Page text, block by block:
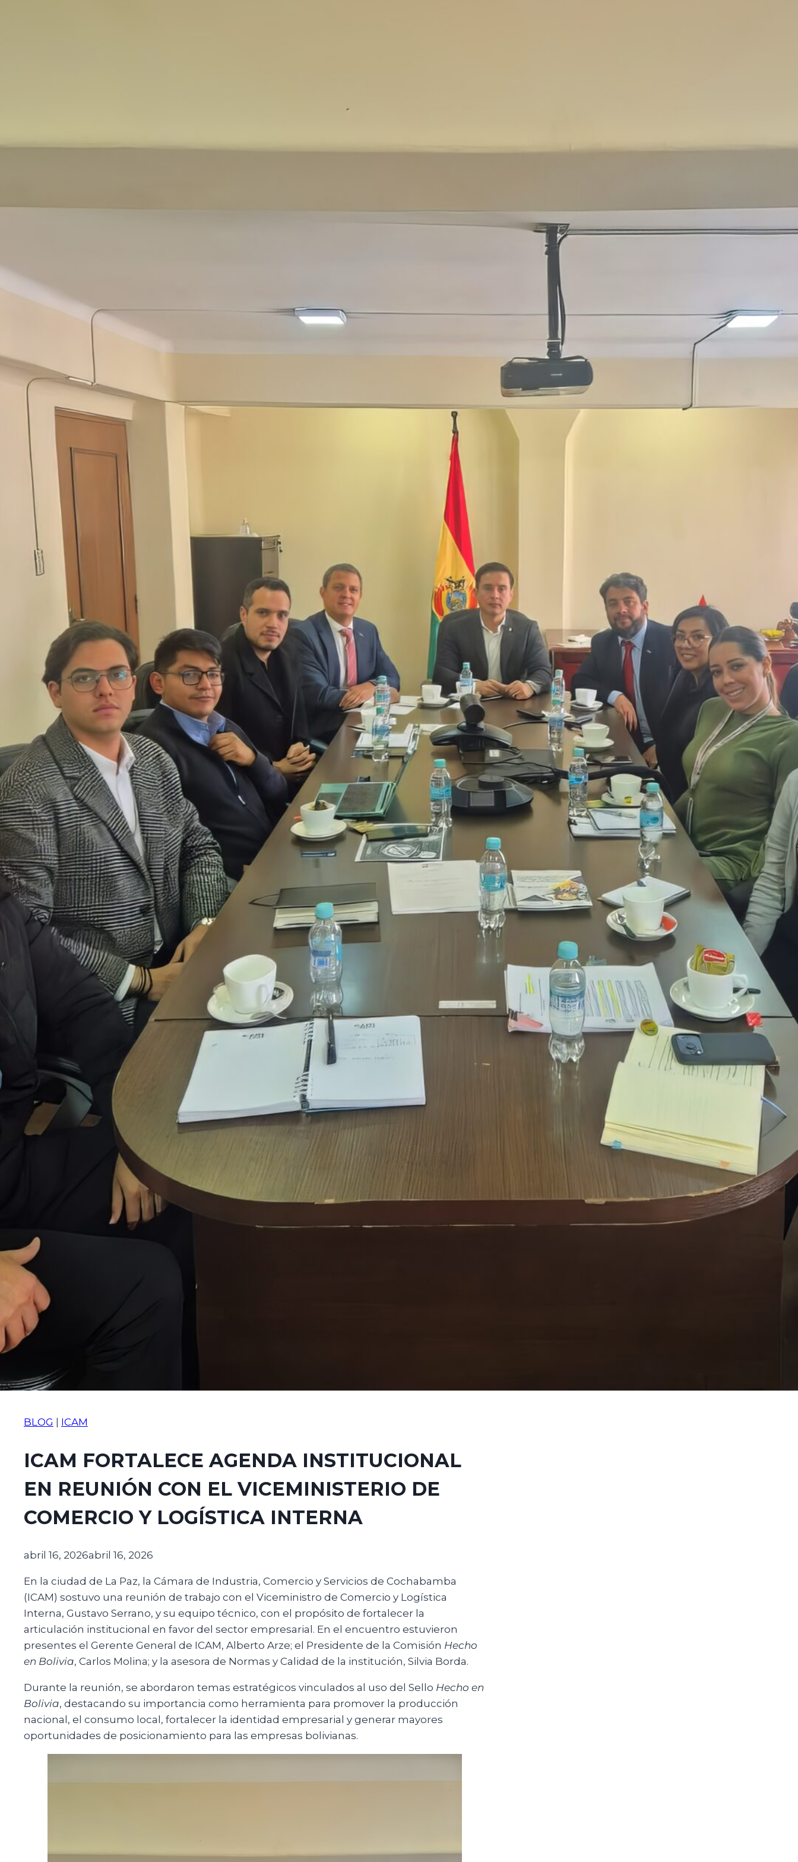
BLOG ICAM
ICAM FORTALECE AGENDA INSTITUCIONAL
EN REUNIÓN CON EL VICEMINISTERIO DE
COMERCIO Y LOGÍSTICA INTERNA
abril 16, 2026abril 16, 2026
En la ciudad de La Paz, la Cámara de Industria, Comercio y Servicios de Cochabamba
(ICAM) sostuvo una reunión de trabajo con el Viceministro de Comercio y Logística
Interna, Gustavo Serrano, y su equipo técnico, con el propósito de fortalecer la
articulación institucional en favor del sector empresarial. En el encuentro estuvieron
presentes el Gerente General de ICAM, Alberto Arze; el Presidente de la Comisión Hecho
en Bolivia, Carlos Molina; y la asesora de Normas y Calidad de la institución, Silvia Borda.
Durante la reunión, se abordaron temas estratégicos vinculados al uso del Sello Hecho en
Bolivia, destacando su importancia como herramienta para promover la producción
nacional, el consumo local, fortalecer la identidad empresarial y generar mayores
oportunidades de posicionamiento para las empresas bolivianas.